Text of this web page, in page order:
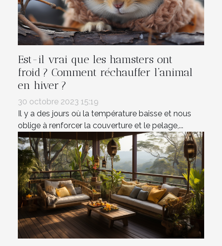
Est-il vrai que les hamsters ont
froid ? Comment réchauffer l’animal
en hiver ?
30 octobre 2023 15:19
Il y a des jours où la température baisse et nous
oblige à renforcer la couverture et le pelage,...